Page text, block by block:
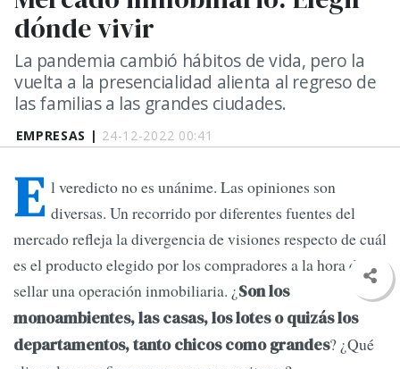
EMPRESAS | 24-12-2022 00:41
dónde vivir
La pandemia cambió hábitos de vida, pero la
vuelta a la presencialidad alienta al regreso de
las familias a las grandes ciudades.
E l veredicto no es unánime. Las opiniones son
diversas. Un recorrido por diferentes fuentes del
mercado refleja la divergencia de visiones respecto de cuál
es el producto elegido por los compradores a la hora de
sellar una operación inmobiliaria. ¿Son los
monoambientes, las casas, los lotes o quizás los
departamentos, tanto chicos como grandes? ¿Qué